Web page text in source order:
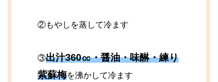
②もやしを蒸して冷ます
③出汁360㏄・醤油・味醂・練り
紫蘇梅を沸かして冷ます